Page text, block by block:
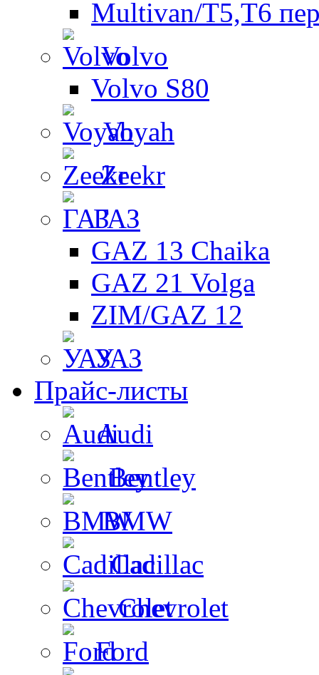
Multivan/T5,T6
Volvo
Volvo S80
Voyah
Zeekr
ГАЗ
GAZ 13 Chaika
GAZ 21 Volga
ZIM/GAZ 12
УАЗ
Прайс-листы
Audi
Bentley
BMW
Cadillac
Chevrolet
Ford